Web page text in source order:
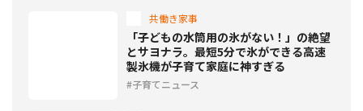
共働き家事
「子どもの水筒用の氷がない！」の絶望
とサヨナラ。最短5分で氷ができる高速
製氷機が子育て家庭に神すぎる
子育てニュース